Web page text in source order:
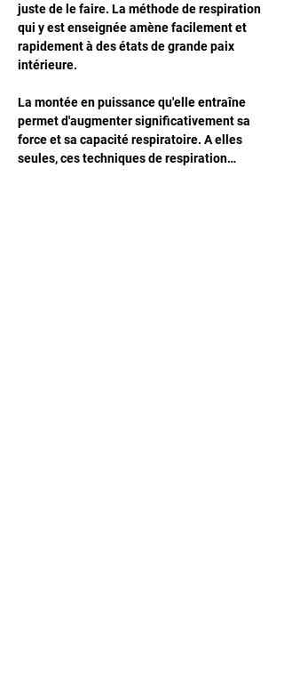
juste de le faire. La méthode de respiration
qui y est enseignée amène facilement et
rapidement à des états de grande paix
intérieure.
La montée en puissance qu'elle entraîne
permet d'augmenter significativement sa
force et sa capacité respiratoire. A elles
seules, ces techniques de respiration…